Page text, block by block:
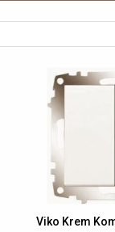
Viko Krem